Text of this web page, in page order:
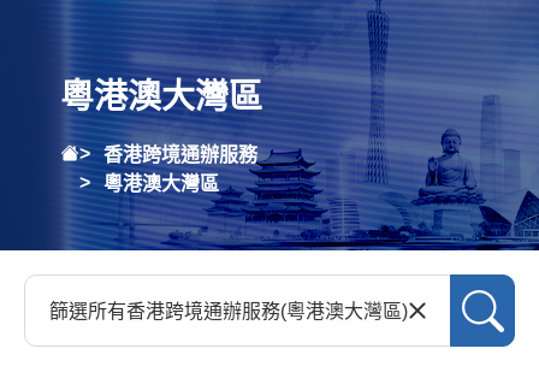
粵港澳大灣區
香港跨境通辦服務
粵港澳大灣區